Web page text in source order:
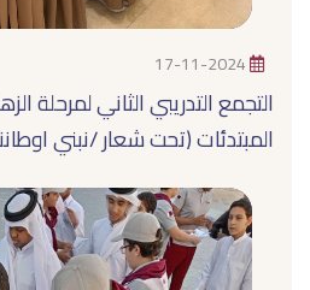
17-11-2024
التجمع التدريبي الثاني لمرحلة
المبتدئات (تحت شعار /نبني